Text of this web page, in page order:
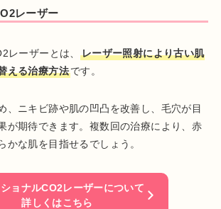
レーザー
レーザーとは、
レーザー照射により古い肌
える治療方法です。
、ニキビ跡や肌の凹凸を改善し、毛穴が目
が期待できます。複数回の治療により、赤
かな肌を目指せるでしょう。
ョナルCO2レーザーについて
詳しくはこちら